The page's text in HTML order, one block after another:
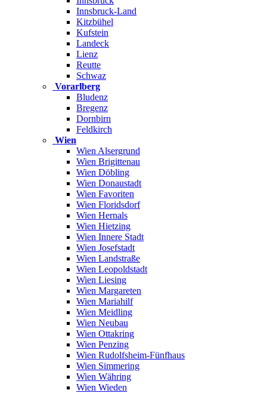
Innsbruck-Land
Kitzbühel
Kufstein
Landeck
Lienz
Reutte
Schwaz
Vorarlberg
Bludenz
Bregenz
Dornbirn
Feldkirch
Wien
Wien Alsergrund
Wien Brigittenau
Wien Döbling
Wien Donaustadt
Wien Favoriten
Wien Floridsdorf
Wien Hernals
Wien Hietzing
Wien Innere Stadt
Wien Josefstadt
Wien Landstraße
Wien Leopoldstadt
Wien Liesing
Wien Margareten
Wien Mariahilf
Wien Meidling
Wien Neubau
Wien Ottakring
Wien Penzing
Wien Rudolfsheim-Fünfhaus
Wien Simmering
Wien Währing
Wien Wieden